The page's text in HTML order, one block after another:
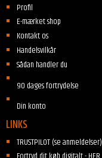
Profil
E-mærket shop
Kontakt os
Handelsvilkår
Sådan handler du
90 dages fortrydelse
Din konto
LINKS
TRUSTPILOT (se anmeldelser)